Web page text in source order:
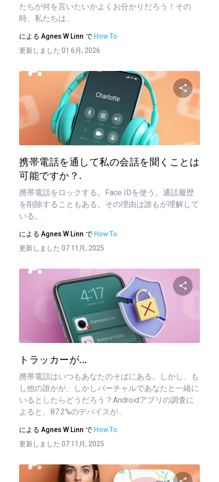
たちが何を言いたいかよくお分かりだろう！その
時、私たちは...
による Agnes W Linn で How To
更新しました 01 6月, 2026
この記
携帯電話を通して私の会話を聞くことは
可能ですか？.
携帯電話をロックする。Face IDを使う。通話履歴
を削除することもある。その理由は誰もが理解して
いる。.
による Agnes W Linn で How To
更新しました 07 11月, 2025
トラッカーが...
携帯電話はいつもあなたのそばにある。しかし、も
し他の誰かが、しかしバーチャルであなたと一緒に
いるとしたらどうだろう？Androidアプリの調査に
よると、87.2%のデバイスが...
による Agnes W Linn で How To
更新しました 07 11月, 2025
投